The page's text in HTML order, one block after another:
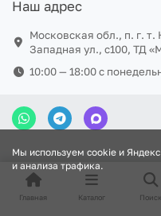
Мы используем cookie и
и анализа трафика.
Наш адрес
Московская обл., п. г.
Западная ул., с100, ТД
10:00 — 18:00 c
Главная Каталог Поиск